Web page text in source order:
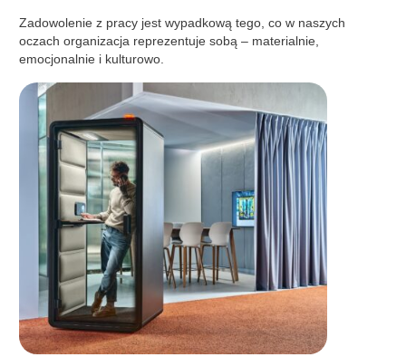
Zadowolenie z pracy jest wypadkową tego, co w naszych
oczach organizacja reprezentuje sobą – materialnie,
emocjonalnie i kulturowo.